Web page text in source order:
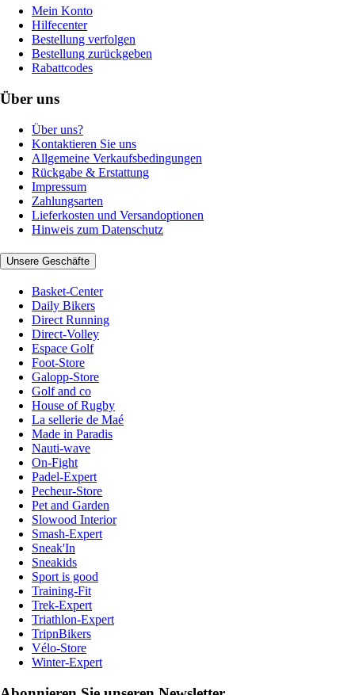
Mein Konto
Hilfecenter
Bestellung verfolgen
Bestellung zurückgeben
Rabattcodes
Über uns
Über uns?
Kontaktieren Sie uns
Allgemeine Verkaufsbedingungen
Rückgabe & Erstattung
Impressum
Zahlungsarten
Lieferkosten und Versandoptionen
Hinweis zum Datenschutz
Unsere Geschäfte
Basket-Center
Daily Bikers
Direct Running
Direct-Volley
Espace Golf
Foot-Store
Galopp-Store
Golf and co
House of Rugby
La sellerie de Maé
Made in Paradis
Nauti-wave
On-Fight
Padel-Expert
Pecheur-Store
Pet and Garden
Slowood Interior
Smash-Expert
Sneak'In
Sneakids
Sport is good
Training-Fit
Trek-Expert
Triathlon-Expert
TripnBikers
Vélo-Store
Winter-Expert